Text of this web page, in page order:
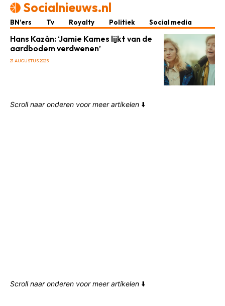
Socialnieuws.nl
BN’ers Tv Royalty Politiek Social media
Hans Kazàn: ‘Jamie Kames lijkt van de
aardbodem verdwenen’
21 AUGUSTUS 2025
Scroll naar onderen voor meer artikelen ⬇️
Scroll naar onderen voor meer artikelen ⬇️